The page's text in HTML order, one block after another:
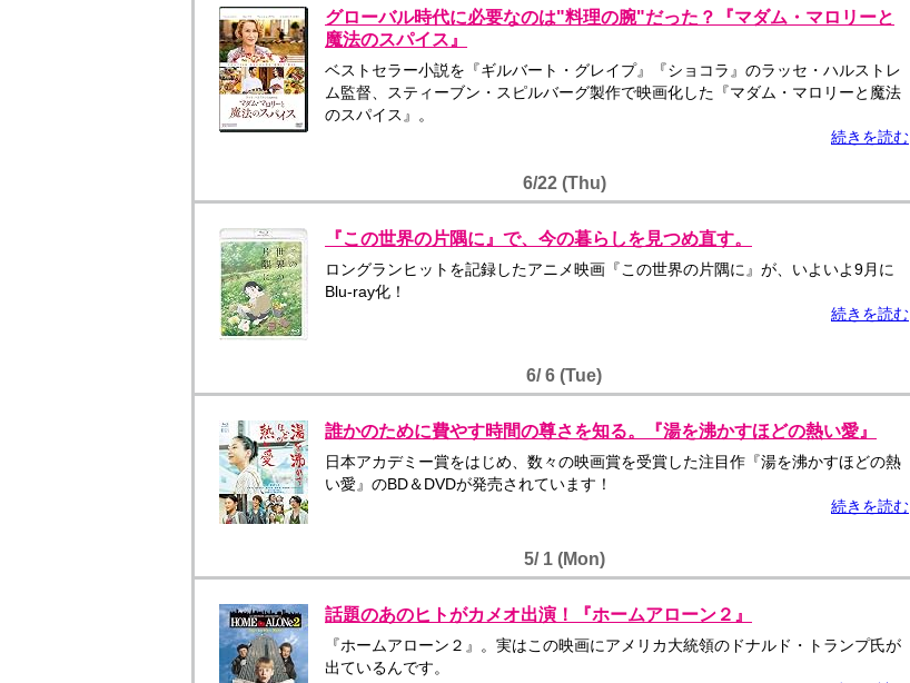
グローバル時代に必要なのは"料理の腕"だった？『マダム・マロリーと
魔法のスパイス』
ベストセラー小説を『ギルバート・グレイプ』『ショコラ』のラッセ・ハルストレ
ム監督、スティーブン・スピルバーグ製作で映画化した『マダム・マロリーと魔法
のスパイス』。
続きを読む
6/22 (Thu)
『この世界の片隅に』で、今の暮らしを見つめ直す。
ロングランヒットを記録したアニメ映画『この世界の片隅に』が、いよいよ9月に
Blu-ray化！
続きを読む
6/ 6 (Tue)
誰かのために費やす時間の尊さを知る。『湯を沸かすほどの熱い愛』
日本アカデミー賞をはじめ、数々の映画賞を受賞した注目作『湯を沸かすほどの熱
い愛』のBD＆DVDが発売されています！
続きを読む
5/ 1 (Mon)
話題のあのヒトがカメオ出演！『ホームアローン２』
『ホームアローン２』。実はこの映画にアメリカ大統領のドナルド・トランプ氏が
出ているんです。